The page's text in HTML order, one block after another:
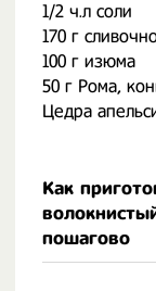
1/2 ч.л соли
170 г
100 г изюма
50 г Рома,
Цедра
Как
пошагово